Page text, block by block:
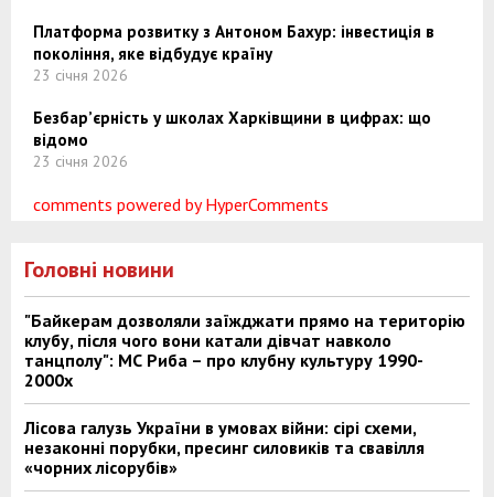
Платформа розвитку з Антоном Бахур: інвестиція в
покоління, яке відбудує країну
23 січня 2026
Безбар’єрність у школах Харківщини в цифрах: що
відомо
23 січня 2026
comments powered by HyperComments
Головні новини
"Байкерам дозволяли заїжджати прямо на територію
клубу, після чого вони катали дівчат навколо
танцполу": МС Риба – про клубну культуру 1990-
2000х
Лісова галузь України в умовах війни: сірі схеми,
незаконні порубки, пресинг силовиків та свавілля
«чорних лісорубів»